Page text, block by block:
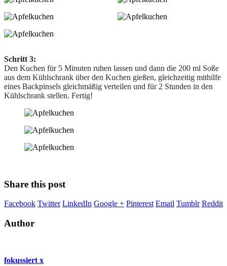
Schritt 3:
Den Kuchen für 5 Minuten ruhen lassen und dann die 200 ml Soße
aus dem Kühlschrank über den Kuchen gießen, gleichzeitig mithilfe
eines Backpinsels gleichmäßig verteilen und für 2 Stunden in den
Kühlschrank stellen. Fertig!
Share this post
Facebook Twitter LinkedIn Google + Pinterest Email Tumblr Reddit
Author
fokussiert x